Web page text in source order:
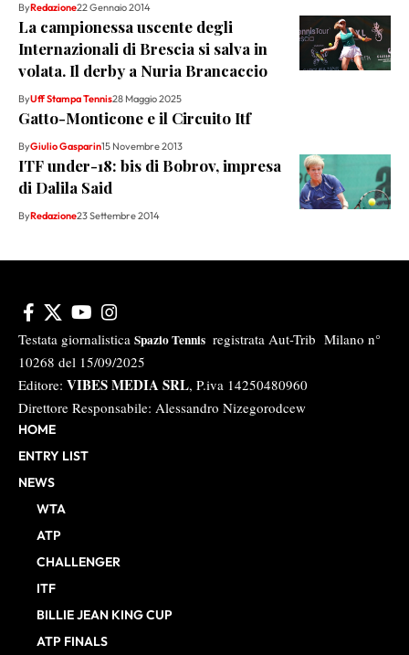
ByRedazione22 Gennaio 2014
La campionessa uscente degli
Internazionali di Brescia si salva in
volata. Il derby a Nuria Brancaccio
ByUff Stampa Tennis28 Maggio 2025
Gatto-Monticone e il Circuito Itf
ByGiulio Gasparin15 Novembre 2013
ITF under-18: bis di Bobrov, impresa
di Dalila Said
ByRedazione23 Settembre 2014
Testata giornalistica Spazio Tennis registrata Aut-Trib Milano n°
10268 del 15/09/2025
Editore: VIBES MEDIA SRL, P.iva 14250480960
Direttore Responsabile: Alessandro Nizegorodcew
HOME
ENTRY LIST
NEWS
WTA
ATP
CHALLENGER
ITF
BILLIE JEAN KING CUP
ATP FINALS